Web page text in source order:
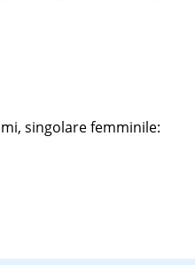
singolare femminile: